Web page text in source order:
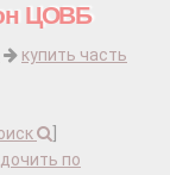
ЦОВБ
купить часть
по